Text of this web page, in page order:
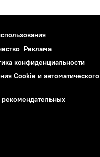
Реклама
конфиденциальности
Cookie и автоматического